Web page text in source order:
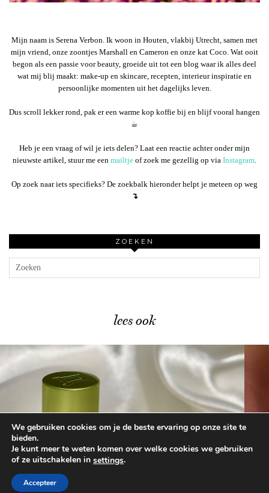
Mijn naam is Serena Verbon. Ik woon in Houten, vlakbij Utrecht, samen met
mijn vriend, onze zoontjes Marshall en Cameron en onze kat Coco. Wat ooit
begon als een passie voor beauty, groeide uit tot een blog waar ik alles deel
wat mij blij maakt: make-up en skincare, recepten, interieur inspiratie en
persoonlijke momenten uit het dagelijks leven.
Dus scroll lekker rond, pak er een warme kop koffie bij en blijf vooral hangen
☕︎
Heb je een vraag of wil je iets delen? Laat een reactie achter onder mijn
nieuwste artikel, stuur me een mailtje of zoek me gezellig op via Instagram.
Op zoek naar iets specifieks? De zoekbalk hieronder helpt je meteen op weg
↴
ZOEKEN
lees ook
Catrice Glass Cloud Trend …
We gebruiken cookies om je de beste ervaring op onze site te
bieden.
Je kunt meer te weten komen over welke cookies we gebruiken
of ze uitschakelen in settings.
Accepteer